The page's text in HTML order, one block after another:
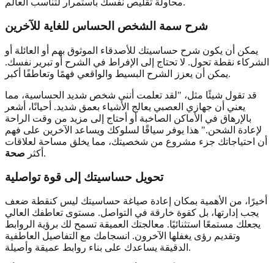
محاولة تقليص نفسك باستمرار لتناسب العالم.
شرح سمة الشخص الحساس للغاية للآخرين
يمكن أن يكون شرح حساسيتك للأصدقاء الموثوق بهم أو العائلة أو
الشركاء نقطة تحول. لا تحتاج إلى الإفراط في الشرح أو تبرير نفسك.
يمكن أن يعزز الشرح البسيط والواقعي فهمًا وتعاطفًا أكبر.
قد تقول شيئًا مثل، "لقد تعلمت أنني شخص شديد الحساسية، مما
يعني أن جهازي العصبي يعالج الأشياء بعمق شديد. أحيانًا، أشعر
بالإرهاق في الأماكن الصاخبة أو أحتاج إلى مزيد من وقت الراحة
لإعادة الشحن." هذا يوفر سياقًا لسلوكك ويساعد الآخرين على فهم
أن احتياجاتك جزء مشروع من شخصيتك، مما يخلق مساحة لعلاقات
أكثر صحة .
تحويل حساسيتك إلى قوة تواصلية
أخيرًا، من الأهمية بمكان إعادة صياغة حساسيتك ليس كنقطة ضعف
يجب إدارتها، بل كقوة خارقة في التواصل. مستوى تعاطفك العالي
يجعلك مستمعًا استثنائيًا. معالجتك العميقة تسمح لك برؤية الروابط
وتقديم رؤى يغفلها الآخرون. انسجامك مع التفاصيل العاطفية
الدقيقة يساعدك على بناء روابط عميقة وأصيلة.